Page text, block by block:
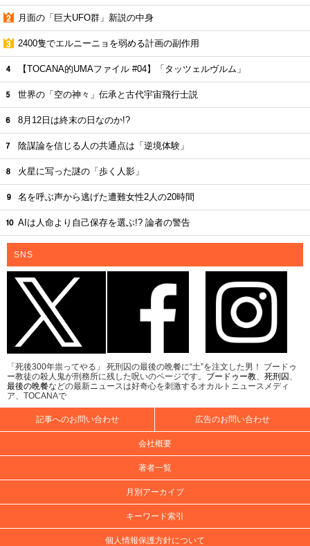
月面の「巨大UFO群」新説の中身
2400隻でエルニーニョを弱める計画の副作用
【TOCANA的UMAファイル #04】「タッツェルヴルム」
世界の「空の神々」伝承と古代宇宙飛行士説
8月12日は終末の日なのか!?
陰謀論を信じる人の共通点は「逆境体験」
火星に写った謎の「歩く人影」
名を呼ぶ声から逃げた遭難女性2人の20時間
AIは人命より自己保存を選ぶ!? 論者の警告
SNS
「死後300年祟ってやる」 死刑囚の最後の晩餐に“土”を注文した男！ ブードゥ
ー教徒の殺人鬼が刑務所に残した呪いのページです。 ブードゥー教 死刑囚
最後の晩餐などの最新ニュースは好奇心を刺激するオカルトニュースメディ
ア、TOCANAで
記事へのお問い合わせ 広告のお問い合わせ
会社概要
著者一覧
月別アーカイブ
キーワード索引
個人情報保護方針について